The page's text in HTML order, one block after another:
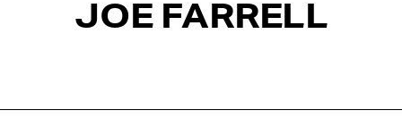
JOE FARRELL